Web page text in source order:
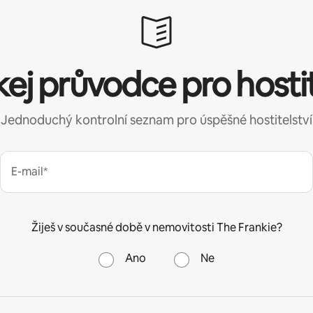
průvodce pro
Jednoduchý kontrolní seznam pro úspěšné hostitelství
E-mail*
Žiješ v současné době v nemovitosti The Frankie?
Ano Ne